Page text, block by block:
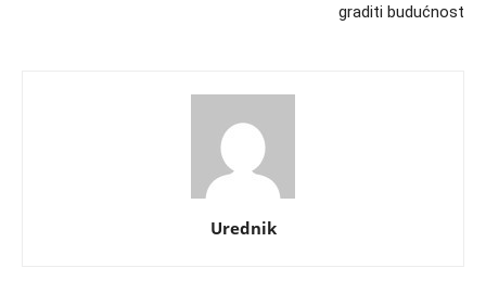
graditi budućnost
Urednik